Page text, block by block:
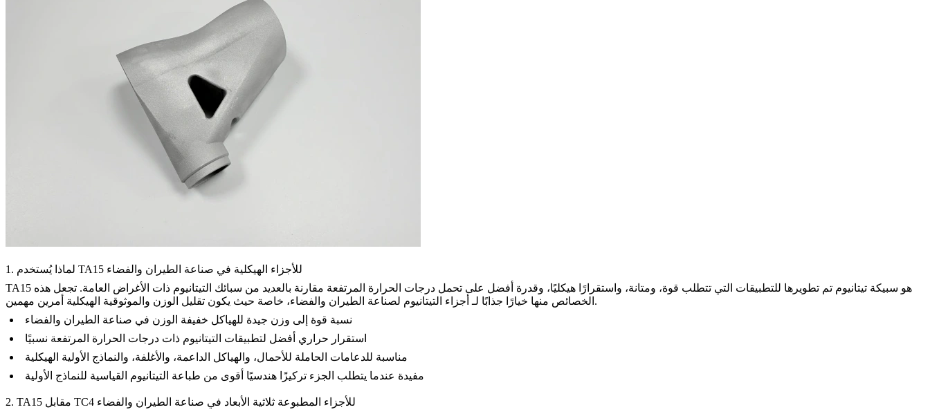
1. لماذا يُستخدم TA15 للأجزاء الهيكلية في صناعة الطيران والفضاء
TA15 هو سبيكة تيتانيوم تم تطويرها للتطبيقات التي تتطلب قوة، ومتانة، واستقرارًا هيكليًا، وقدرة أفضل على تحمل درجات الحرارة المرتفعة مقارنة بالعديد من سبائك التيتانيوم ذات الأغراض العامة. تجعل هذه
الخصائص منها خيارًا جذابًا لـ أجزاء التيتانيوم لصناعة الطيران والفضاء
، خاصة حيث يكون تقليل الوزن والموثوقية الهيكلية أمرين مهمين.
نسبة قوة إلى وزن جيدة للهياكل خفيفة الوزن في صناعة الطيران والفضاء
استقرار حراري أفضل لتطبيقات التيتانيوم ذات درجات الحرارة المرتفعة نسبيًا
مناسبة للدعامات الحاملة للأحمال، والهياكل الداعمة، والأغلفة، والنماذج الأولية الهيكلية
مفيدة عندما يتطلب الجزء تركيزًا هندسيًا أقوى من طباعة التيتانيوم القياسية للنماذج الأولية
2. TA15 مقابل TC4 للأجزاء المطبوعة ثلاثية الأبعاد في صناعة الطيران والفضاء